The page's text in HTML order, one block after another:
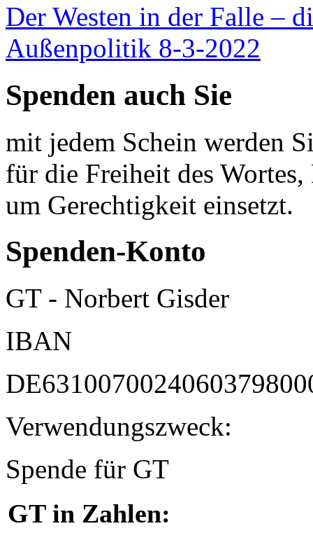
Der Westen in der Falle –
Außenpolitik 8-3-2022
Spenden auch Sie
mit jedem Schein werden
für die Freiheit des
um Gerechtigkeit einsetzt.
Spenden-Konto
GT - Norbert Gisder
IBAN
Verwendungszweck:
Spende für GT
GT in Zahlen: